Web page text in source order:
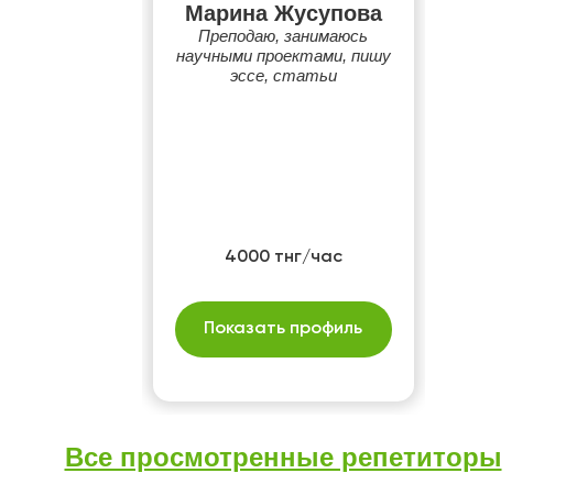
Марина Жусупова
Преподаю, занимаюсь
научными проектами, пишу
эссе, статьи
4000 тнг/час
Показать профиль
Все просмотренные репетиторы